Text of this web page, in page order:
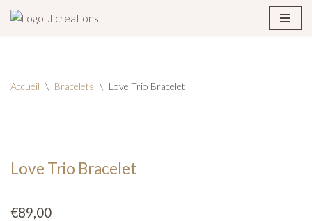
Accueil \ Bracelets \ Love Trio Bracelet
Love Trio Bracelet
€89,00